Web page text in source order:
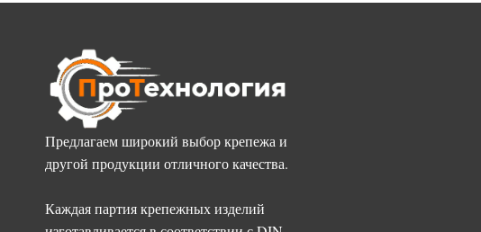
Предлагаем широкий выбор крепежа и
другой продукции отличного качества.
Каждая партия крепежных изделий